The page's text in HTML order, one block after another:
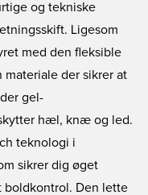
og tekniske
Ligesom
med den fleksible
materiale der sikrer at
gel-
hæl, knæ og led.
teknologi i
sikrer dig øget
boldkontrol. Den lette